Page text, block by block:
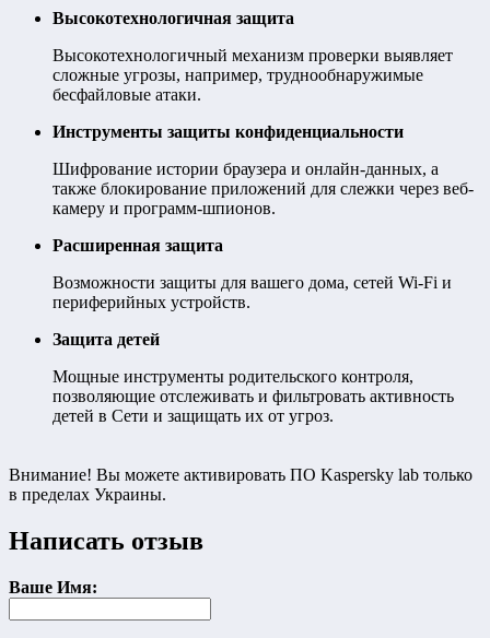
Высокотехнологичная защита
Высокотехнологичный механизм проверки выявляет
сложные угрозы, например, труднообнаружимые
бесфайловые атаки.
Инструменты защиты конфиденциальности
Шифрование истории браузера и онлайн-данных, а
также блокирование приложений для слежки через веб-
камеру и программ-шпионов.
Расширенная защита
Возможности защиты для вашего дома, сетей Wi-Fi и
периферийных устройств.
Защита детей
Мощные инструменты родительского контроля,
позволяющие отслеживать и фильтровать активность
детей в Сети и защищать их от угроз.
Внимание! Вы можете активировать ПО Kaspersky lab только
в пределах Украины.
Написать отзыв
Ваше Имя: